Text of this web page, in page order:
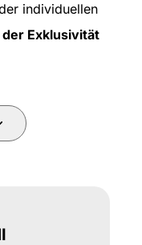
individuellen
der Exklusivität